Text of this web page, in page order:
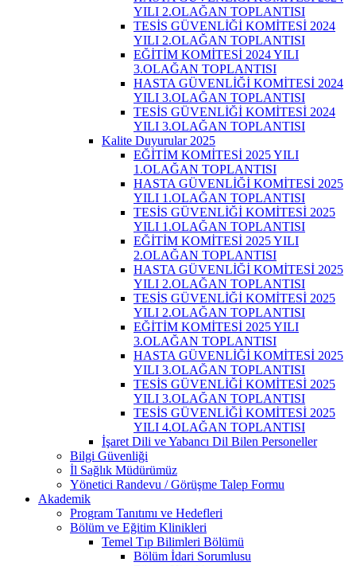
YILI 2.OLAĞAN TOPLANTISI
TESİS GÜVENLİĞİ KOMİTESİ 2024
YILI 2.OLAĞAN TOPLANTISI
EĞİTİM KOMİTESİ 2024 YILI
3.OLAĞAN TOPLANTISI
HASTA GÜVENLİĞİ KOMİTESİ 2024
YILI 3.OLAĞAN TOPLANTISI
TESİS GÜVENLİĞİ KOMİTESİ 2024
YILI 3.OLAĞAN TOPLANTISI
Kalite Duyurular 2025
EĞİTİM KOMİTESİ 2025 YILI
1.OLAĞAN TOPLANTISI
HASTA GÜVENLİĞİ KOMİTESİ 2025
YILI 1.OLAĞAN TOPLANTISI
TESİS GÜVENLİĞİ KOMİTESİ 2025
YILI 1.OLAĞAN TOPLANTISI
EĞİTİM KOMİTESİ 2025 YILI
2.OLAĞAN TOPLANTISI
HASTA GÜVENLİĞİ KOMİTESİ 2025
YILI 2.OLAĞAN TOPLANTISI
TESİS GÜVENLİĞİ KOMİTESİ 2025
YILI 2.OLAĞAN TOPLANTISI
EĞİTİM KOMİTESİ 2025 YILI
3.OLAĞAN TOPLANTISI
HASTA GÜVENLİĞİ KOMİTESİ 2025
YILI 3.OLAĞAN TOPLANTISI
TESİS GÜVENLİĞİ KOMİTESİ 2025
YILI 3.OLAĞAN TOPLANTISI
TESİS GÜVENLİĞİ KOMİTESİ 2025
YILI 4.OLAĞAN TOPLANTISI
İşaret Dili ve Yabancı Dil Bilen Personeller
Bilgi Güvenliği
İl Sağlık Müdürümüz
Yönetici Randevu / Görüşme Talep Formu
Akademik
Program Tanıtımı ve Hedefleri
Bölüm ve Eğitim Klinikleri
Temel Tıp Bilimleri Bölümü
Bölüm İdari Sorumlusu